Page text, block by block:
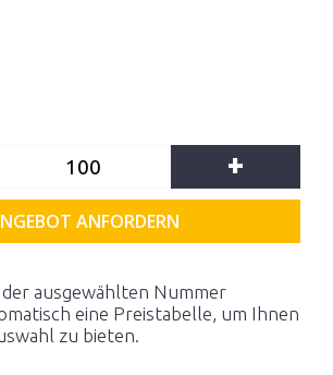
+
ANFORDERN
ausgewählten Nummer
eine Preistabelle, um Ihnen
zu bieten.